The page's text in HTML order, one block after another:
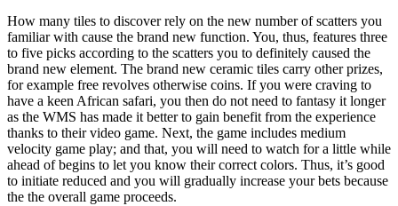
How many tiles to discover rely on the new number of scatters you
familiar with cause the brand new function. You, thus, features three
to five picks according to the scatters you to definitely caused the
brand new element. The brand new ceramic tiles carry other prizes,
for example free revolves otherwise coins. If you were craving to
have a keen African safari, you then do not need to fantasy it longer
as the WMS has made it better to gain benefit from the experience
thanks to their video game. Next, the game includes medium
velocity game play; and that, you will need to watch for a little while
ahead of begins to let you know their correct colors. Thus, it’s good
to initiate reduced and you will gradually increase your bets because
the the overall game proceeds.